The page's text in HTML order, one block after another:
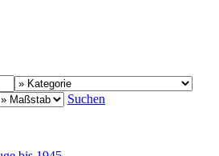
Suchen